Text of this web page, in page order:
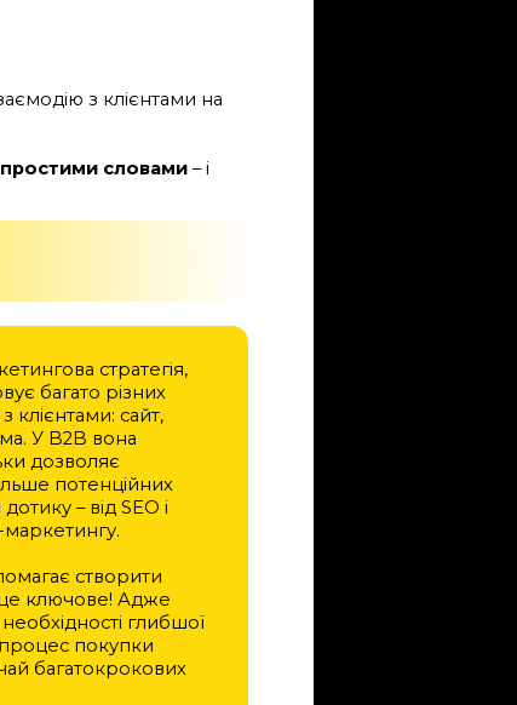
з клієнтами на
словами– і
стратегія,
багато різних
клієнтами: сайт,
У B2B вона
дозволяє
потенційних
– від SEO і
створити
це ключове! Адже
глибшої
процес покупки
багатокрокових